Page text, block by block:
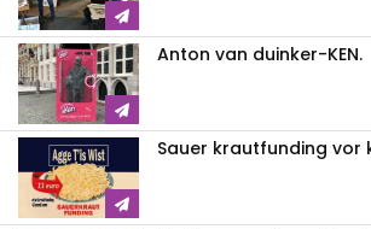
Anton van duinker-KEN.
Sauer krautfunding vor